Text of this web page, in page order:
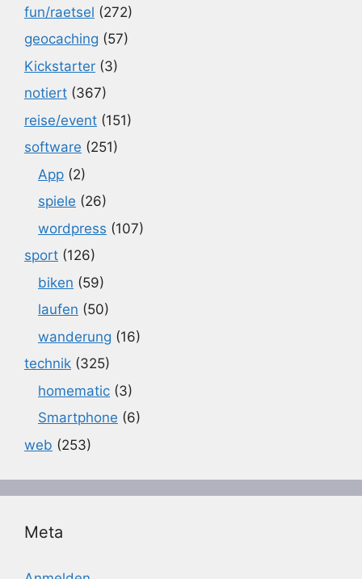
fun/raetsel (272)
geocaching (57)
Kickstarter (3)
notiert (367)
reise/event (151)
software (251)
App (2)
spiele (26)
wordpress (107)
sport (126)
biken (59)
laufen (50)
wanderung (16)
technik (325)
homematic (3)
Smartphone (6)
web (253)
Meta